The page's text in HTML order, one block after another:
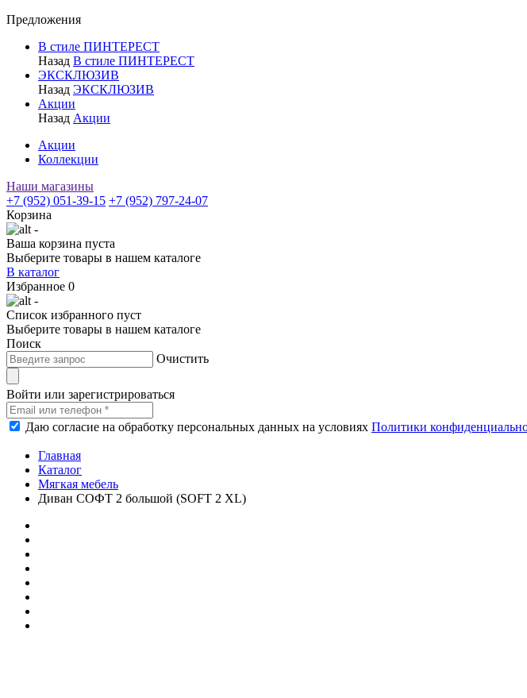
Предложения
В стиле ПИНТЕРЕСТ
Назад В стиле ПИНТЕРЕСТ
ЭКСКЛЮЗИВ
Назад ЭКСКЛЮЗИВ
Акции
Назад Акции
Акции
Коллекции
Наши магазины
+7 (952) 051-39-15 +7 (952) 797-24-07
Корзина
-
Ваша корзина пуста
Выберите товары в нашем каталоге
В каталог
Избранное 0
-
Список избранного пуст
Выберите товары в нашем каталоге
Поиск
Очистить
Войти или зарегистрироваться
Даю согласие на обработку персональных данных на условиях Политики
Главная
Каталог
Мягкая мебель
Диван СОФТ 2 большой (SOFT 2 XL)